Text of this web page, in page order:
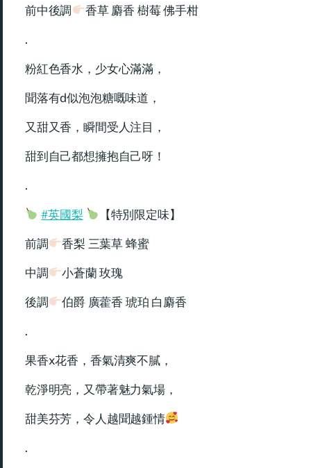
前中後調 香草 麝香 樹莓 佛手柑
.
粉紅色香水，少女心滿滿，
聞落有d似泡泡糖嘅味道，
又甜又香，瞬間受人注目，
甜到自己都想擁抱自己呀！
.
#英國梨 【特別限定味】
前調 香梨 三葉草 蜂蜜
中調 小蒼蘭 玫瑰
後調 伯爵 廣藿香 琥珀 白麝香
.
果香x花香，香氣清爽不膩，
乾淨明亮，又帶著魅力氣場，
甜美芬芳，令人越聞越鍾情
.